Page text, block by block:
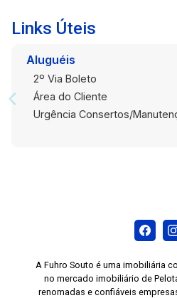
Links Úteis
Aluguéis
2º Via Boleto
Área do Cliente
Urgência Consertos/
A Fuhro Souto é uma imobiliária
no mercado imobiliário de
renomadas e confiáveis